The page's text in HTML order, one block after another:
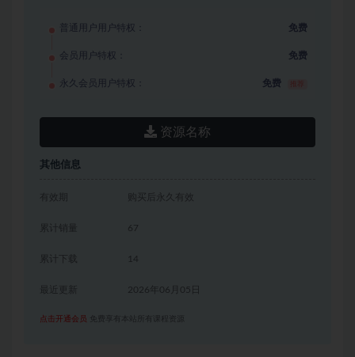
普通用户用户特权： 免费
会员用户特权： 免费
永久会员用户特权： 免费
资源名称
其他信息
有效期 购买后永久有效
累计销量 67
累计下载 14
2026年06月05日
点击开通会员 免费享有本站所有课程资源